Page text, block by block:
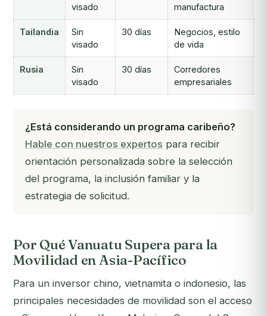
visado
manufactura
Tailandia
Sin
visado
30 días
Negocios, estilo
de vida
Rusia
Sin
visado
30 días
Corredores
empresariales
¿Está considerando un programa caribeño?
Hable con nuestros expertos para recibir
orientación personalizada sobre la selección
del programa, la inclusión familiar y la
estrategia de solicitud.
Por Qué Vanuatu Supera para la
Movilidad en Asia-Pacífico
Para un inversor chino, vietnamita o indonesio, las
principales necesidades de movilidad son el acceso